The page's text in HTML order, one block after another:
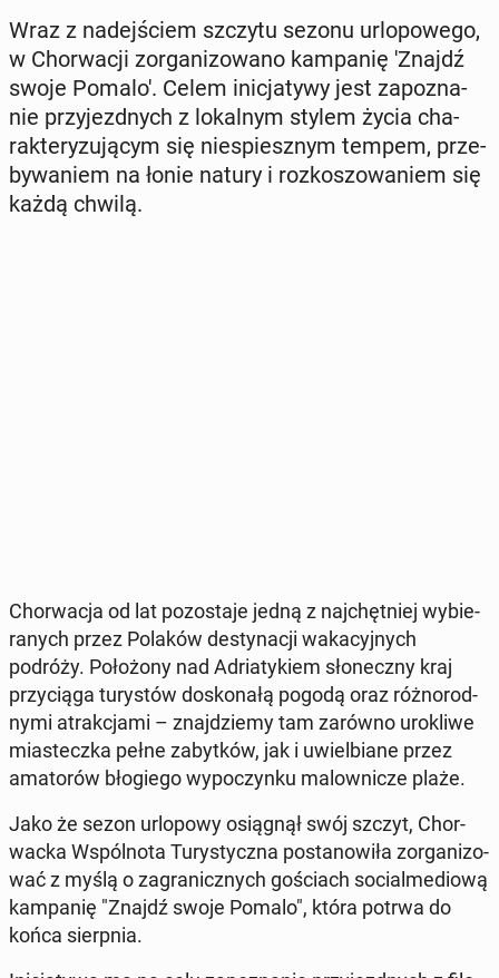
Wraz z na­dej­ściem szczytu sezonu urlo­po­we­go,
w Chor­wa­cji zor­ga­ni­zo­wa­no kam­pa­nię 'Znajdź
swoje Pomalo'. Celem ini­cja­ty­wy jest za­po­zna­
nie przy­jezd­nych z lo­kal­nym stylem życia cha­
rak­te­ry­zu­ją­cym się nie­spiesz­nym tempem, prze­
by­wa­niem na łonie natury i roz­ko­szo­wa­niem się
każdą chwilą.
Chor­wa­cja od lat po­zo­sta­je jedną z naj­chęt­niej wy­bie­
ra­nych przez Polaków de­sty­na­cji wa­ka­cyj­nych
podróży. Po­ło­żo­ny nad Ad­ria­ty­kiem sło­necz­ny kraj
przy­cią­ga tu­ry­stów do­sko­na­łą pogodą oraz róż­no­rod­
ny­mi atrak­cja­mi – znaj­dzie­my tam zarówno uro­kli­we
mia­stecz­ka pełne za­byt­ków, jak i uwiel­bia­ne przez
ama­to­rów bło­gie­go wy­po­czyn­ku ma­low­ni­cze plaże.
Jako że sezon urlo­po­wy osią­gnął swój szczyt, Chor­
wac­ka Wspól­no­ta Tu­ry­stycz­na po­sta­no­wi­ła zor­ga­ni­zo­
wać z myślą o za­gra­nicz­nych go­ściach so­cial­me­dio­wą
kam­pa­nię "Znajdź swoje Pomalo", która potrwa do
końca sierp­nia.